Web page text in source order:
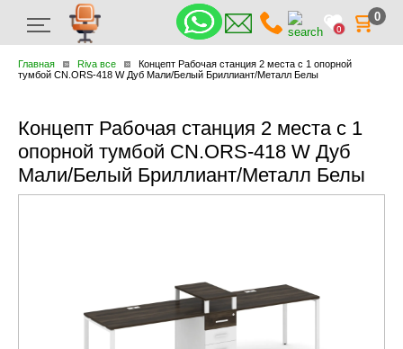
0
0
Главная Riva все
Концепт Рабочая станция 2 места с 1 опорной
тумбой CN.ORS-418 W Дуб Мали/Белый Бриллиант/Металл Белы
Концепт Рабочая станция 2 места с 1
опорной тумбой CN.ORS-418 W Дуб
Мали/Белый Бриллиант/Металл Белы